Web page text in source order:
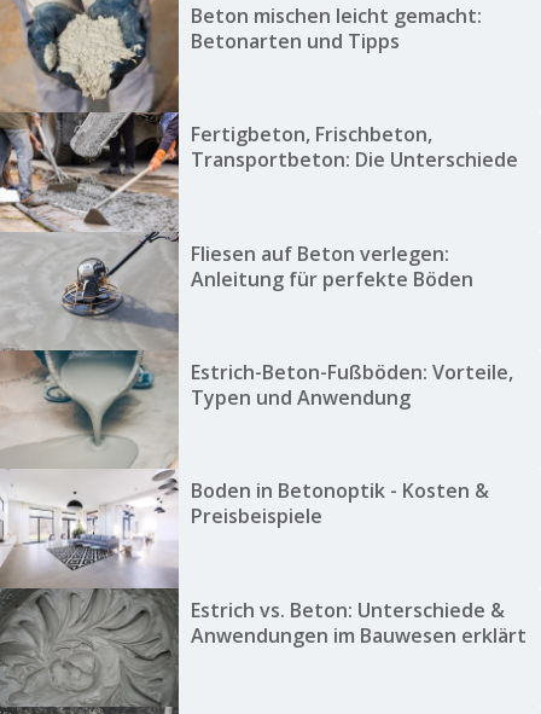
Beton mischen leicht gemacht:
Betonarten und Tipps
Fertigbeton, Frischbeton,
Transportbeton: Die Unterschiede
Fliesen auf Beton verlegen:
Anleitung für perfekte Böden
Estrich-Beton-Fußböden: Vorteile,
Typen und Anwendung
Boden in Betonoptik - Kosten &
Preisbeispiele
Estrich vs. Beton: Unterschiede &
Anwendungen im Bauwesen erklärt